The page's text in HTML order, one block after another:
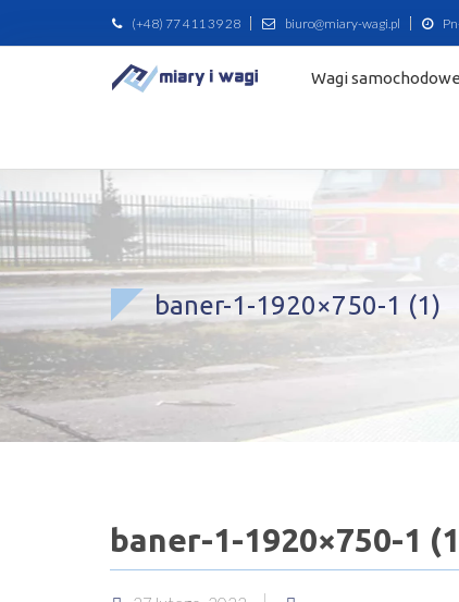
(+48) 77 411 39 28 biuro@miary-wagi.pl
Wagi samochodowe
baner-1-1920×750-1 (1)
baner-1-1920×750-1